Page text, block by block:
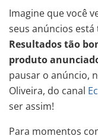
Imagine que você
seus anúncios
Resultados tão
produto
pausar o anúncio,
Oliveira, do canal
ser assim!
Para momentos